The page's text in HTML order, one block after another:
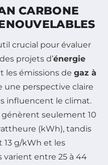
CARBONE
crucial pour évaluer
projets d’énergie
les émissions de gaz à
une perspective claire
influencent le climat.
génèrent seulement 10
(kWh), tandis
13 g/kWh et les
entre 25 à 44